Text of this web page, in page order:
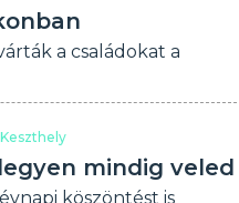
a családokat a
Keszthely
mindig veled
köszöntést is